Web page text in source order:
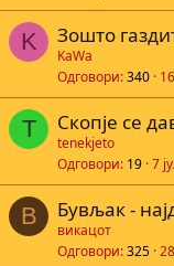
K Зошто
KaWa
Одговори 340
T Скопје се
tenekjeto
Одговори 19 7
В Бувљак -
викацот
Одговори 325